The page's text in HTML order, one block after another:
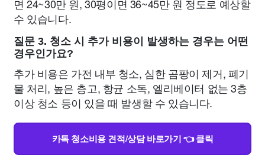
면 24~30만 원, 30평이면 36~45만 원 정도로 예상할
수 있습니다.
질문 3. 청소 시 추가 비용이 발생하는 경우는 어떤
경우인가요?
추가 비용은 가전 내부 청소, 심한 곰팡이 제거, 폐기
물 처리, 높은 층고, 항균 소독, 엘리베이터 없는 3층
이상 청소 등이 있을 때 발생할 수 있습니다.
카톡 청소비용 견적/상담 바로가기 👈 클릭